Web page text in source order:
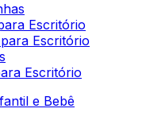
Escritório
Escritório
Escritório
e Bebê